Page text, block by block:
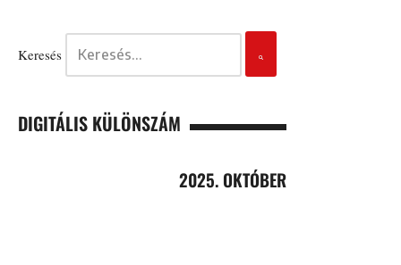
Keresés
DIGITÁLIS KÜLÖNSZÁM
2025. OKTÓBER